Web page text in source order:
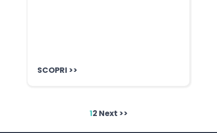
SCOPRI >>
12 Next >>